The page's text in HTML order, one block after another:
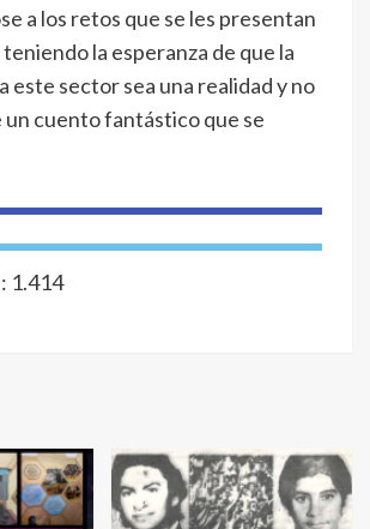
a los retos que se les presentan
la esperanza de que la
este sector sea una realidad y no
un cuento fantástico que se
1.414